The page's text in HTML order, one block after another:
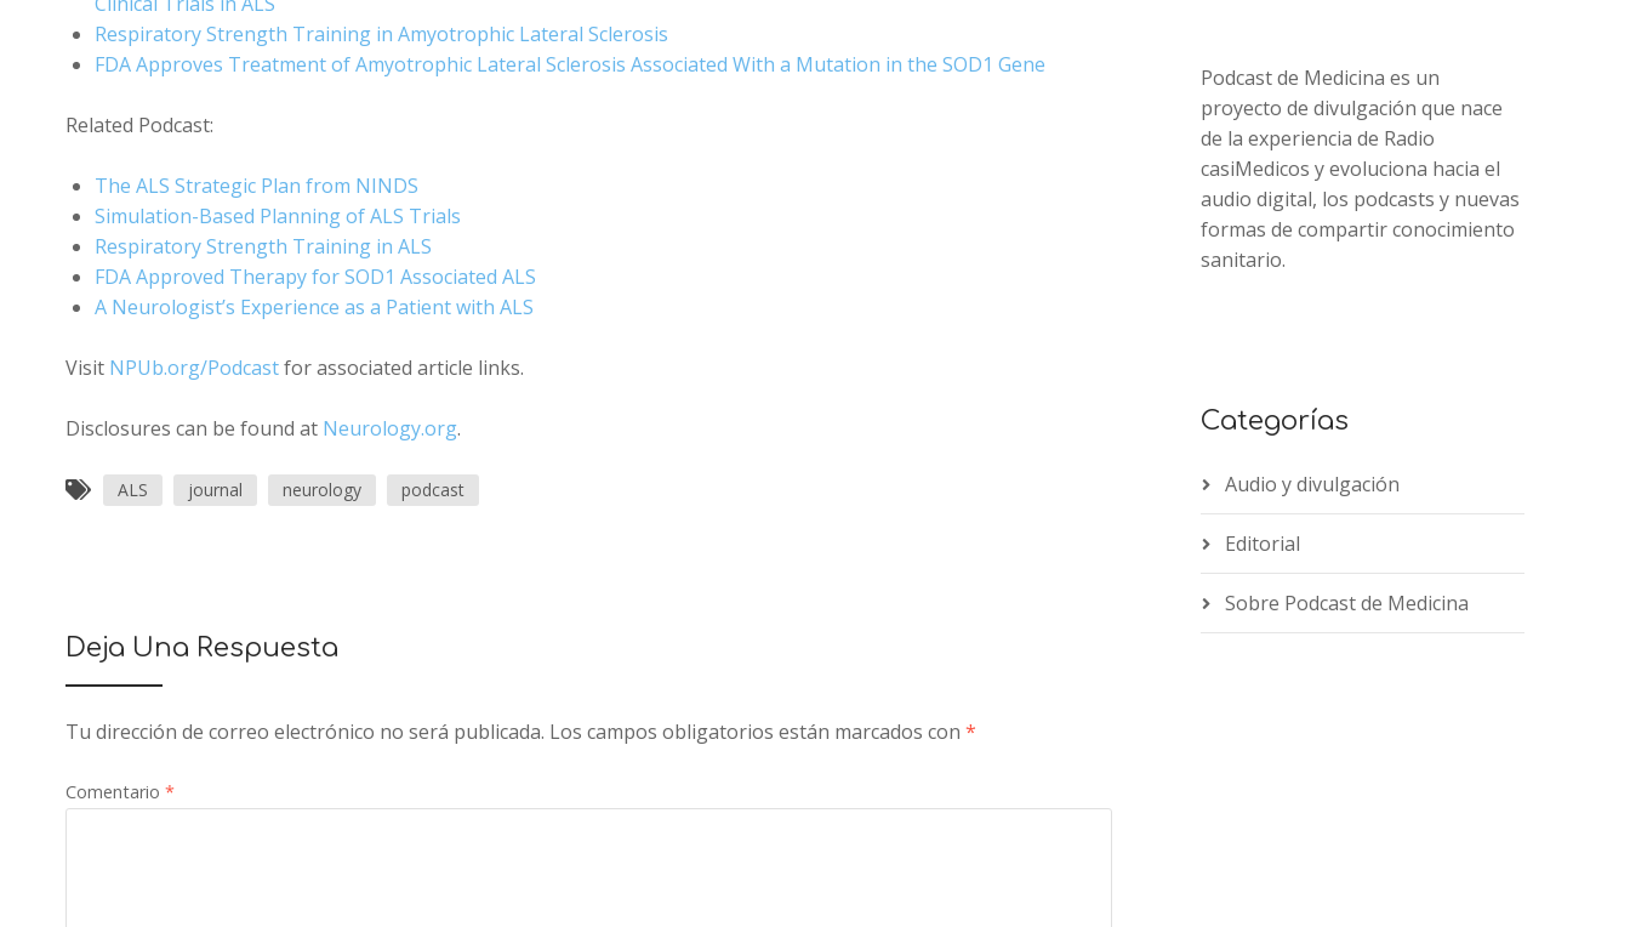
Respiratory Strength Training in Amyotrophic Lateral Sclerosis
FDA Approves Treatment of Amyotrophic Lateral Sclerosis Associated With a Mutation in the SOD1 Gene
Related Podcast:
The ALS Strategic Plan from NINDS
Simulation-Based Planning of ALS Trials
Respiratory Strength Training in ALS
FDA Approved Therapy for SOD1 Associated ALS
A Neurologist’s Experience as a Patient with ALS
Visit NPUb.org/Podcastfor associated article links.
Disclosures can be found at Neurology.org.
ALS journal neurology podcast
Deja Una Respuesta
Tu dirección de correo electrónico no será publicada. Los campos obligatorios están marcados con *
Comentario *
Podcast de Medicina es un
proyecto de divulgación que nace
de la experiencia de Radio
casiMedicos y evoluciona hacia el
audio digital, los podcasts y nuevas
formas de compartir conocimiento
sanitario.
Categorías
Audio y divulgación
Editorial
Sobre Podcast de Medicina